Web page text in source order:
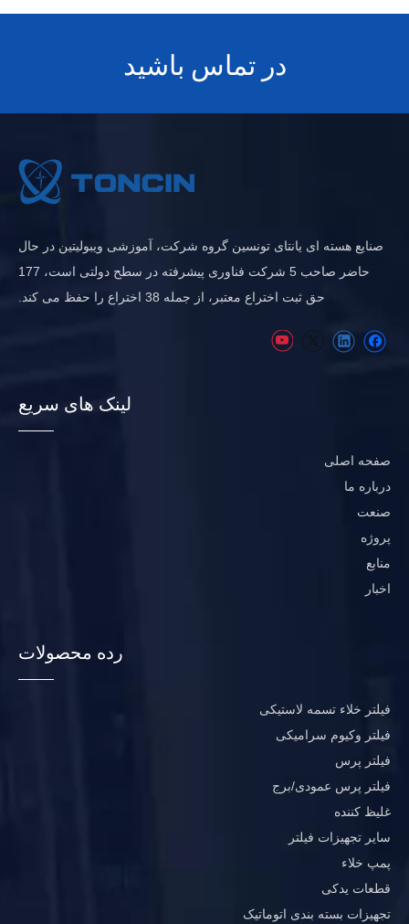
در تماس باشید
صنایع هسته ای یانتای تونسین گروه شرکت، آموزشی ویبولیتین در حال
حاضر صاحب 5 شرکت فناوری پیشرفته در سطح دولتی است، 177
حق ثبت اختراع معتبر، از جمله 38 اختراع را حفظ می کند.
لینک های سریع
صفحه اصلی
درباره ما
صنعت
پروژه
منابع
اخبار
رده محصولات
فیلتر خلاء تسمه لاستیکی
فیلتر وکیوم سرامیکی
فیلتر پرس
فیلتر پرس عمودی/برج
غلیظ کننده
سایر تجهیزات فیلتر
پمپ خلاء
قطعات یدکی
تجهیزات بسته بندی اتوماتیک